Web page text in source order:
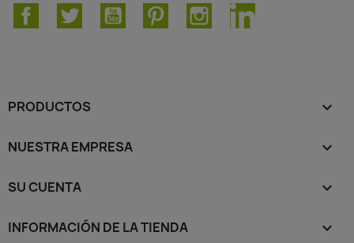
FacebookTwitter YouTube PinterestInstagramLinkedIn
PRODUCTOS 
NUESTRA EMPRESA 
SU CUENTA 
INFORMACIÓN DE LA TIENDA keyboard_arrow_down